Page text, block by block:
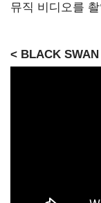
뮤직 비디오를
< BLACK